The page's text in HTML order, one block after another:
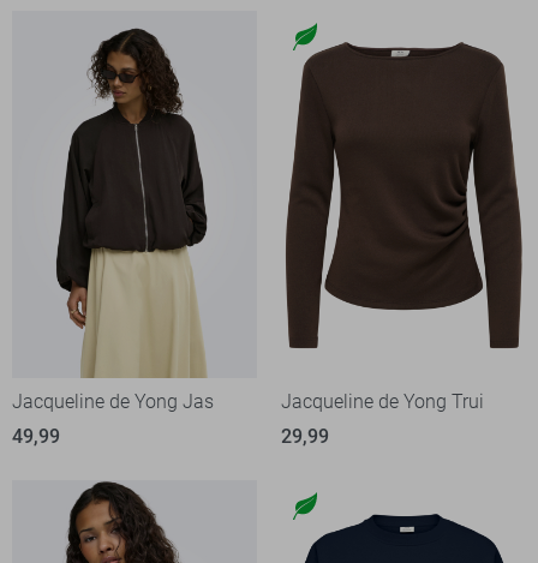
Jacqueline de Yong Jas
49,99
Jacqueline de Yong Trui
29,99